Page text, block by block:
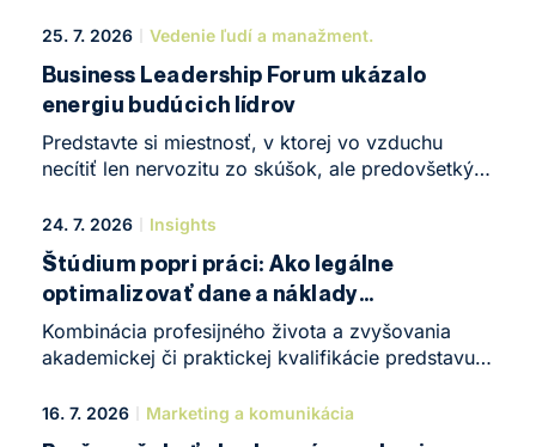
25. 7. 2026 Vedenie ľudí a manažment.
Business Leadership Forum ukázalo
energiu budúcich lídrov
Predstavte si miestnosť, v ktorej vo vzduchu
necítiť len nervozitu zo skúšok, ale predovšetkým
zavládla koncom mája v NEWTON Business
Clube v Brne. Konalo sa tu Business Leadership
Forum, komorná, no o to intenzívnejšia
konferencia, ktorá symbolicky uzavrela prvý rok
štúdia rovnomenného programu.
24. 7. 2026 Insights
Štúdium popri práci: Ako legálne
optimalizovať dane a náklady
na vzdelávanie
Kombinácia profesijného života a zvyšovania
akademickej či praktickej kvalifikácie predstavuje
ako naštartovať kariéru alebo posunúť vlastné
16. 7. 2026 Marketing a komunikácia